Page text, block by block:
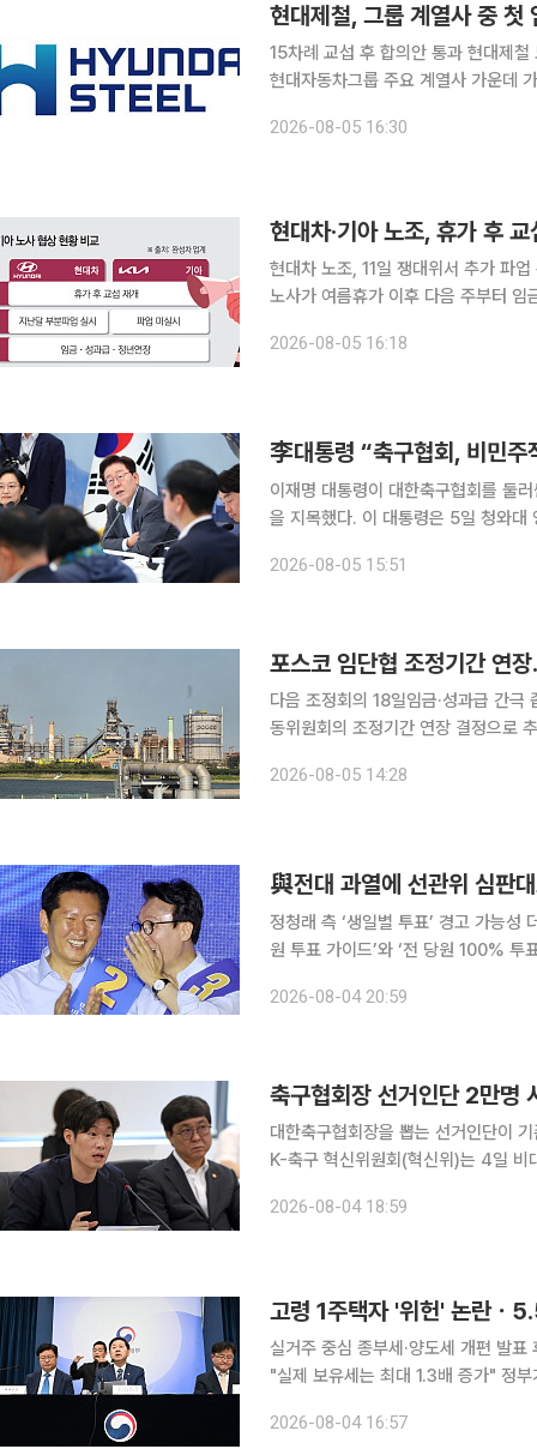
현대제철, 그룹 계열사 중
15차례 교섭 후 합의안 통과 현대제철 노사의 올해 임금·단체협약(임단협) 잠정 합의안이 가결됐다.
현대자동차그룹 주요 계열사 가운데 가장 먼저 임단
성표를 던져 지난달 31일 노사가 마련
2026-08-05 16:30
현대차·기아 노조, 휴가 후
현대차 노조, 11일 쟁대위서 추가 파업 논의기
노사가 여름휴가 이후 다음 주부터 임
도 합법적인 파업권을 확보한 상태여
2026-08-05 16:18
李대통령 “축구협회, 비민주
이재명 대통령이 대한축구협회를 둘
을 지목했다. 이 대통령은 5일 청와대 영빈관에서 열린 교육부·국가교육위원회·문화체육관광부·국
2026-08-05 15:51
포스코 임단협 조정기간 연
다음 조정회의 18일임금·성과급 간극 좁히기가 관건 포스코 노사의 임
동위원회의 조정기간 연장 결정으로 추가 논의를 이어가
다. 포스코 노조는 지난달 8~9일 조
2026-08-05 14:28
與전대 과열에 선관위 심판
정청래 측 ‘생일별 투표’ 경고 가능성 더불어민주당 8·17 전당대회 과정에서 불거진 ‘생일별 최고위
원 투표 가이드’와 ‘전 당원 100% 투
2026-08-04 20:59
축구협회장 선거인단 2만명
대한축구협회장을 뽑는 선거인단이
K-축구 혁신위원회(혁신위)는 4일 비
거인단 개편안을 기본 틀로 삼되 프로
2026-08-04 18:59
고령 1주택자 '위헌' 논란ㆍ
실거주 중심 종부세·양도세 개편 발
"실제 보유세는 최대 1.3배 증가" 정부가 실거주 여부에 따라 종합부동산세와 양도소득세 혜택을 차
세제 혜택을 확대하는 대신 비거주자
2026-08-04 16:57